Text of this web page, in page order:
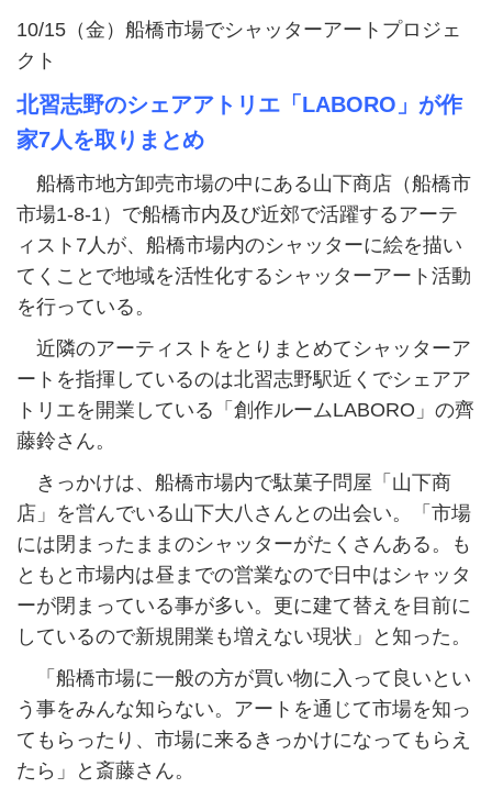
10/15（金）船橋市場でシャッターアートプロジェ
クト
北習志野のシェアアトリエ「LABORO」が作
家7人を取りまとめ
船橋市地方卸売市場の中にある山下商店（船橋市
市場1-8-1）で船橋市内及び近郊で活躍するアーテ
ィスト7人が、船橋市場内のシャッターに絵を描い
てくことで地域を活性化するシャッターアート活動
を行っている。
近隣のアーティストをとりまとめてシャッターア
ートを指揮しているのは北習志野駅近くでシェアア
トリエを開業している「創作ルームLABORO」の齊
藤鈴さん。
きっかけは、船橋市場内で駄菓子問屋「山下商
店」を営んでいる山下大八さんとの出会い。「市場
には閉まったままのシャッターがたくさんある。も
ともと市場内は昼までの営業なので日中はシャッタ
ーが閉まっている事が多い。更に建て替えを目前に
しているので新規開業も増えない現状」と知った。
「船橋市場に一般の方が買い物に入って良いとい
う事をみんな知らない。アートを通じて市場を知っ
てもらったり、市場に来るきっかけになってもらえ
たら」と斎藤さん。